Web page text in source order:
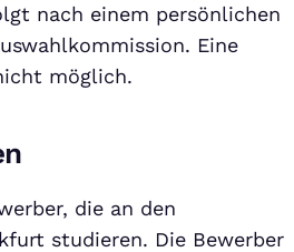
nach einem persönlichen
Eine
möglich.
die an den
studieren. Die Bewerber